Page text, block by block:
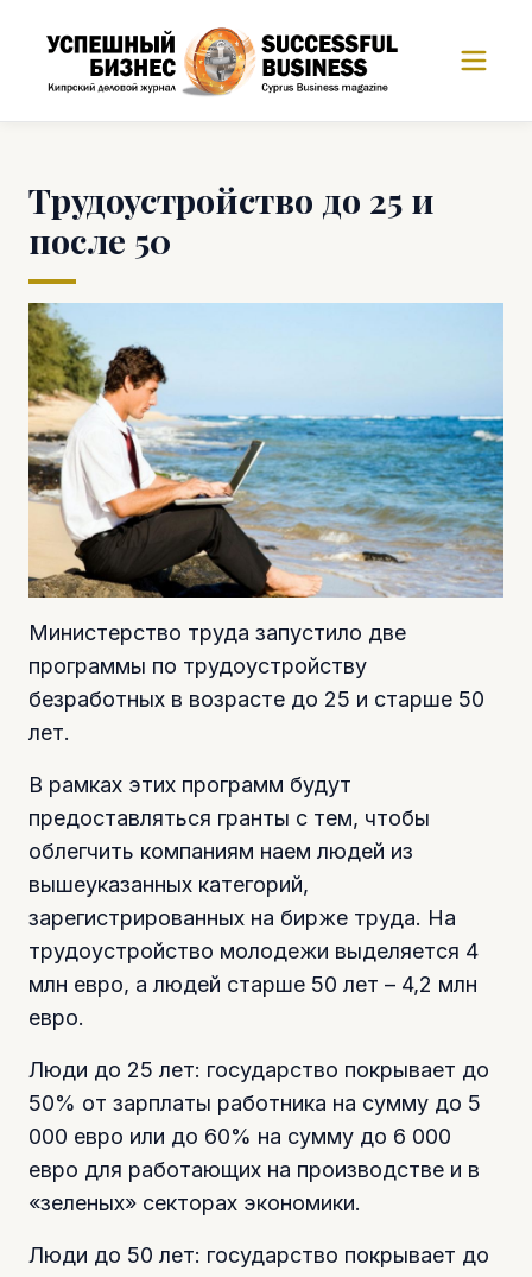
Трудоустройство до 25 и
после 50
Министерство труда запустило две
программы по трудоустройству
безработных в возрасте до 25 и старше 50
лет.
В рамках этих программ будут
предоставляться гранты с тем, чтобы
облегчить компаниям наем людей из
вышеуказанных категорий,
зарегистрированных на бирже труда. На
трудоустройство молодежи выделяется 4
млн евро, а людей старше 50 лет – 4,2 млн
евро.
Люди до 25 лет: государство покрывает до
50% от зарплаты работника на сумму до 5
000 евро или до 60% на сумму до 6 000
евро для работающих на производстве и в
«зеленых» секторах экономики.
Люди до 50 лет: государство покрывает до